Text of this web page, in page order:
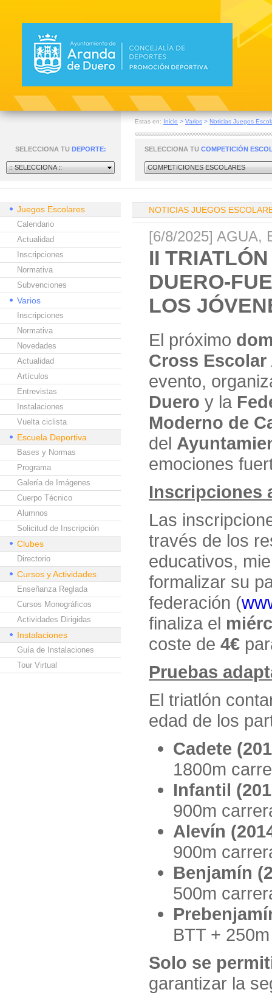
Estas en: Inicio > Varios > Noticias Juegos
SELECCIONA TU DEPORTE:
:: SELECCIONA ::
SELECCIONA TU COMPETICIÓN
COMPETICIONES ESCOLARES
Juegos Escolares
Calendario
Actualidad
Inscripciones
Normativa
Subvenciones
Varios
Inscripciones
Normativa
Novedades
Actualidad
Artículos
Entrevistas
Instalaciones
Vuelta ciclista
Escuela Deportiva
Bases y Normas
Programa
Galería de Imágenes
Cuerpo Técnico
Alumnos
Solicitud de Inscripción
Clubes
Directorio
Cursos y Actividades
Enseñanza Reglada
Cursos Monográficos
Actividades Dirigidas
Instalaciones
Guía de Instalaciones
Tour Virtual
NOTICIAS JUEGOS
[6/8/2025] AGUA,
II
DUERO-
LOS
El próximo
Cross
evento,
Duero y la
Moderno de
del
emociones
Inscripciones
Las
través de los
educativos,
formalizar su
federación (
finaliza el
coste de 4€
Pruebas
El triatlón
edad de los
Cadete
1800m
Infantil
900m
Alevín
900m
Benjamín
500m
BTT +
Solo se
garantizar la